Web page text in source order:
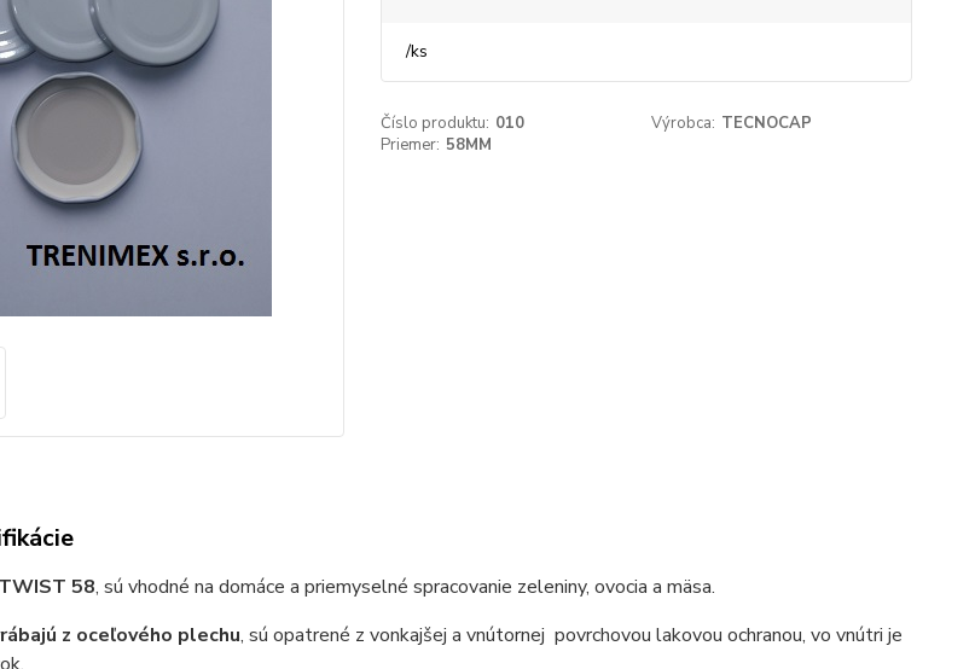
/ks
Číslo produktu: 010 Výrobca: TECNOCAP
Priemer: 58MM
58, sú vhodné na domáce a priemyselné spracovanie zeleniny, ovocia a mäsa.
z oceľového plechu, sú opatrené z vonkajšej a vnútornej povrchovou lakovou ochranou, vo vnútri je